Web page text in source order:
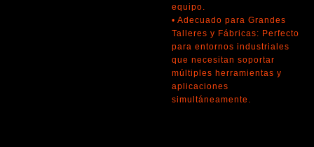
equipo.
• Adecuado para Grandes
Talleres y Fábricas: Perfecto
para entornos industriales
que necesitan soportar
múltiples herramientas y
aplicaciones
simultáneamente.